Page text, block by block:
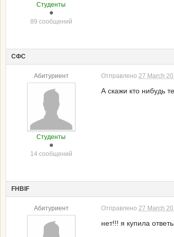
Студенты
89 сообщений
СФС
Абитуриент
Студенты
14 сообщений
Отправлено 27 March
А скажи кто нибудь
FHBIF
Абитуриент Отправлено 27 March
нет!!! я купила ответы